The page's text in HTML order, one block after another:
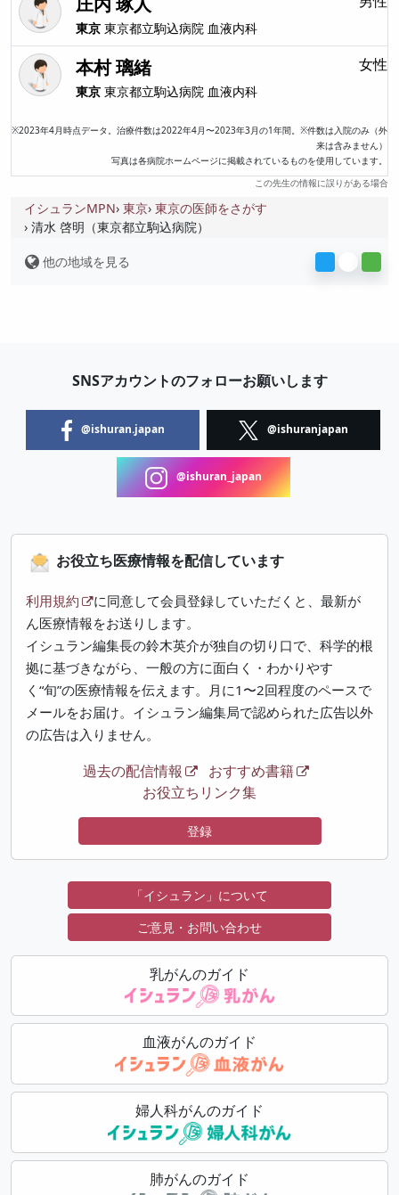
東京 東京都立駒込病院 血液内科
本村 璃緒
東京 東京都立駒込病院 血液内科
女性
※2023年4月時点データ。治療件数は2022年4月〜2023年3月の1年間。※件数は入院のみ（外
来は含みません）
写真は各病院ホームページに掲載されているものを使用しています。
この先生の情報に誤りがある場合
イシュランMPN 東京 東京の医師をさがす
清水 啓明（東京都立駒込病院）
他の地域を見る
SNSアカウントのフォローお願いします
@ishuran.japan @ishuranjapan
@ishuran_japan
お役立ち医療情報を配信しています
利用規約
に同意して会員登録していただくと、最新が
ん医療情報をお送りします。
イシュラン編集長の鈴木英介が独自の切り口で、科学的根
拠に基づきながら、一般の方に面白く・わかりやす
く“旬”の医療情報を伝えます。月に1〜2回程度のペースで
メールをお届け。イシュラン編集局で認められた広告以外
の広告は入りません。
過去の配信情報
おすすめ書籍
お役立ちリンク集
登録
「イシュラン」について
ご意見・お問い合わせ
乳がんのガイド
血液がんのガイド
婦人科がんのガイド
肺がんのガイド